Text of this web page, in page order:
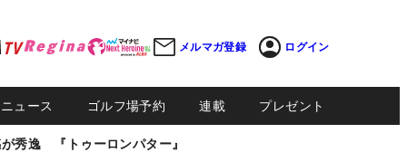
メルマガ登録 ログイン
ュース ゴルフ場予約 連載 プレゼント
秀逸 『トゥーロンパター』